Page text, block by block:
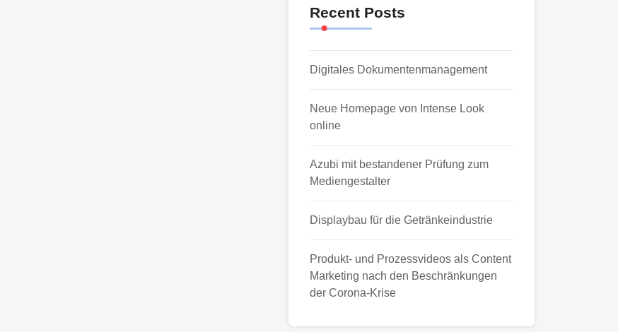
Recent Posts
Digitales Dokumentenmanagement
Neue Homepage von Intense Look
online
Azubi mit bestandener Prüfung zum
Mediengestalter
Displaybau für die Getränkeindustrie
Produkt- und Prozessvideos als Content
Marketing nach den Beschränkungen
der Corona-Krise